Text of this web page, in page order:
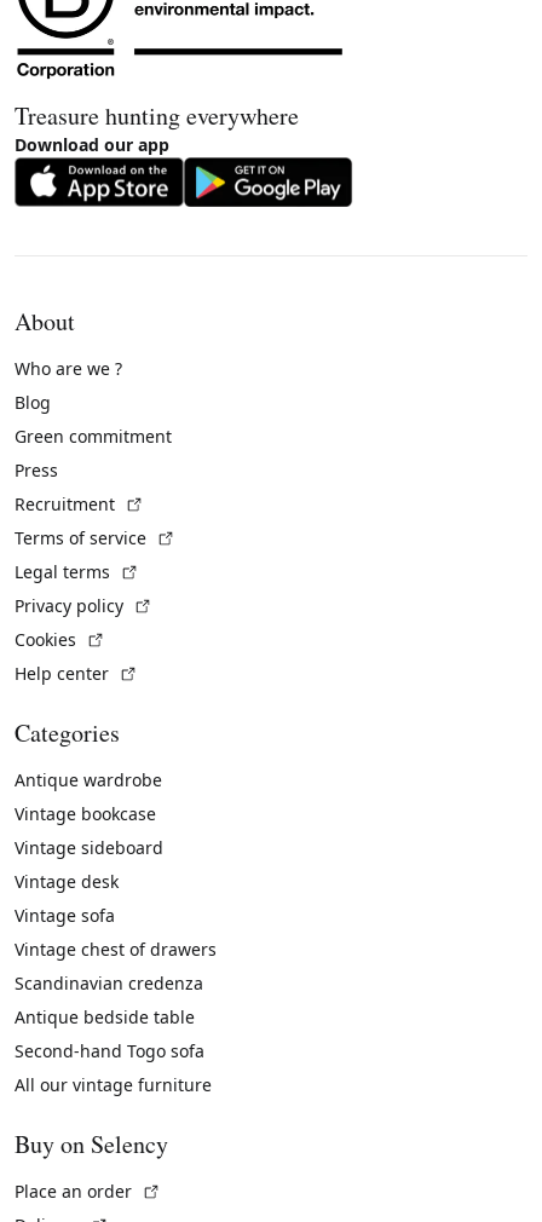
Treasure hunting everywhere
Download our app
About
Who are we ?
Blog
Green commitment
Press
Recruitment
Terms of service
Legal terms
Privacy policy
Cookies
Help center
Categories
Antique wardrobe
Vintage bookcase
Vintage sideboard
Vintage desk
Vintage sofa
Vintage chest of drawers
Scandinavian credenza
Antique bedside table
Second-hand Togo sofa
All our vintage furniture
Buy on Selency
Place an order